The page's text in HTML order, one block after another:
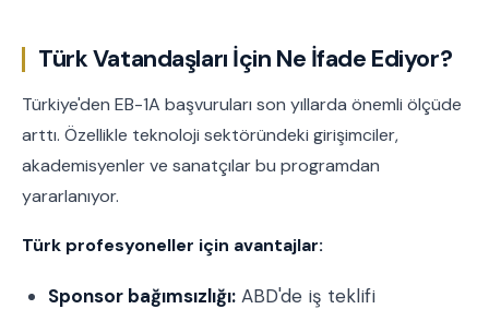
Türk Vatandaşları İçin Ne İfade Ediyor?
Türkiye'den EB-1A başvuruları son yıllarda önemli ölçüde
arttı. Özellikle teknoloji sektöründeki girişimciler,
akademisyenler ve sanatçılar bu programdan
yararlanıyor.
Türk profesyoneller için avantajlar:
Sponsor bağımsızlığı: ABD'de iş teklifi